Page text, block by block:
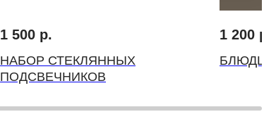
1 500 р.
НАБОР СТЕКЛЯННЫХ
ПОДСВЕЧНИКОВ
1 200 р.
БЛЮДЦЕ